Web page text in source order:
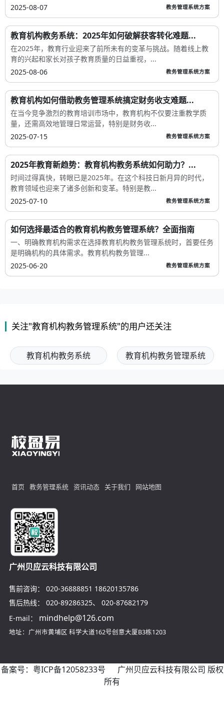
2025-08-07
教务管理系统方案
教育机构教务系统：2025年如何破解获客转化难题...
在2025年，教育行业迎来了前所未有的变革与挑战。随着线上教
育的兴起和家长对孩子教育质量的日益重视，...
2025-08-06
教务管理系统方案
教育机构如何借助教务管理系统搞定财务收支难题...
在当今竞争激烈的教育培训市场中，教育机构不仅要注重教学质
量，还需高效地管理日常运营，特别是财务收...
2025-07-15
教务管理系统方案
2025年教育新趋势：教育机构教务系统如何助力？...
时间过得真快，转眼已是2025年。在这个科技日新月异的时代，
教育领域也迎来了诸多创新和变革。特别是教...
2025-07-10
教务管理系统方案
如何选择最适合的教育机构教务管理系统？全面指南
一、明确教育机构需求在选择教育机构教务管理系统时，首要任务
是明确机构的具体需求。教育机构教务管理...
2025-06-20
教务管理系统方案
关注"教育机构教务管理系统"的用户还关注
教育机构教务系统 教育机构教务管理系统
首页 教务管理系统 资讯动态 关于我们 网站地图
广州贝应云科技有限公司
售前咨询： 020-36888851 18620135786
售后热线：
020-89286325、 020-87682179
E-mail：
mindhelp@126.com
地址：广州市黄埔区 科学大道162号创意大厦B3栋1203
备案号： 粤ICP备12058233号 广州贝应云科技有限公司 版权
所有